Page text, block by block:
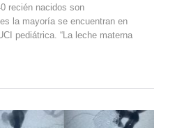
recién nacidos son
la mayoría se encuentran en
pediátrica. “La leche materna